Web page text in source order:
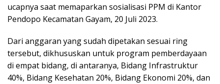
ucapnya saat memaparkan sosialisasi PPM di Kantor
Pendopo Kecamatan Gayam, 20 Juli 2023.
Dari anggaran yang sudah dipetakan sesuai ring
tersebut, dikhususkan untuk program pemberdayaan
di empat bidang, di antaranya, Bidang Infrastruktur
40%, Bidang Kesehatan 20%, Bidang Ekonomi 20%, dan